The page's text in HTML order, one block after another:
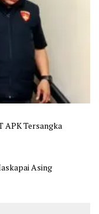
APK Tersangka
Asing